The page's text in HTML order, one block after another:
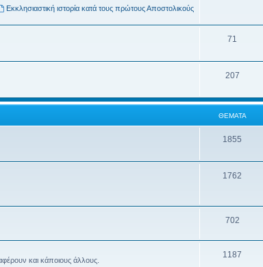
Εκκλησιαστική ιστορία κατά τους πρώτους Αποστολικούς
71
207
ΘΈΜΑΤΑ
1855
1762
702
και κάποιους άλλους.
1187